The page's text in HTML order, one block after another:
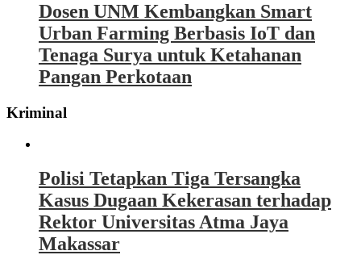
Dosen UNM Kembangkan Smart
Urban Farming Berbasis IoT dan
Tenaga Surya untuk Ketahanan
Pangan Perkotaan
Kriminal
Polisi Tetapkan Tiga Tersangka
Kasus Dugaan Kekerasan terhadap
Rektor Universitas Atma Jaya
Makassar